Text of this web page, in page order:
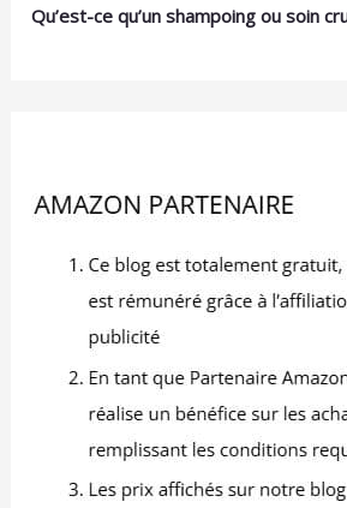
Qu’est-ce qu’un shampoing ou soin